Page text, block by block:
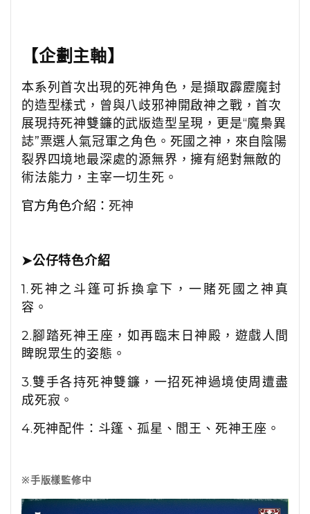
【企劃主軸】
本系列首次出現的死神角色，是擷取霹靂魔封
的造型樣式，曾與八歧邪神開啟神之戰，首次
展現持死神雙鐮的武版造型呈現，更是“魔梟異
誌”票選人氣冠軍之角色。死國之神，來自陰陽
裂界四境地最深處的源無界，擁有絕對無敵的
術法能力，主宰一切生死。
官方角色介紹： 死神
➤公仔特色介紹
1.死神之斗篷可拆換拿下，一賭死國之神真
容。
2.腳踏死神王座，如再臨末日神殿，遊戲人間
睥睨眾生的姿態。
3.雙手各持死神雙鐮，一招死神過境使周遭盡
成死寂。
4.死神配件：斗篷、孤星、閻王、死神王座。
※手版樣監修中